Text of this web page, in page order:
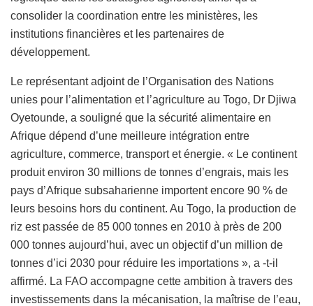
consolider la coordination entre les ministères, les
institutions financières et les partenaires de
développement.
Le représentant adjoint de l’Organisation des Nations
unies pour l’alimentation et l’agriculture au Togo, Dr Djiwa
Oyetounde, a souligné que la sécurité alimentaire en
Afrique dépend d’une meilleure intégration entre
agriculture, commerce, transport et énergie. « Le continent
produit environ 30 millions de tonnes d’engrais, mais les
pays d’Afrique subsaharienne importent encore 90 % de
leurs besoins hors du continent. Au Togo, la production de
riz est passée de 85 000 tonnes en 2010 à près de 200
000 tonnes aujourd’hui, avec un objectif d’un million de
tonnes d’ici 2030 pour réduire les importations », a -t-il
affirmé. La FAO accompagne cette ambition à travers des
investissements dans la mécanisation, la maîtrise de l’eau,